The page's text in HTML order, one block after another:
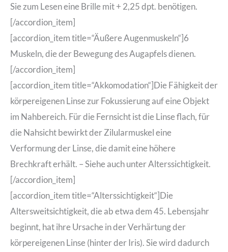
Sie zum Lesen eine Brille mit + 2,25 dpt. benötigen.
[/accordion_item]
[accordion_item title=“Äußere Augenmuskeln“]6
Muskeln, die der Bewegung des Augapfels dienen.
[/accordion_item]
[accordion_item title=“Akkomodation“]Die Fähigkeit der
körpereigenen Linse zur Fokussierung auf eine Objekt
im Nahbereich. Für die Fernsicht ist die Linse flach, für
die Nahsicht bewirkt der Zilularmuskel eine
Verformung der Linse, die damit eine höhere
Brechkraft erhält. – Siehe auch unter Alterssichtigkeit.
[/accordion_item]
[accordion_item title=“Alterssichtigkeit“]Die
Altersweitsichtigkeit, die ab etwa dem 45. Lebensjahr
beginnt, hat ihre Ursache in der Verhärtung der
körpereigenen Linse (hinter der Iris). Sie wird dadurch